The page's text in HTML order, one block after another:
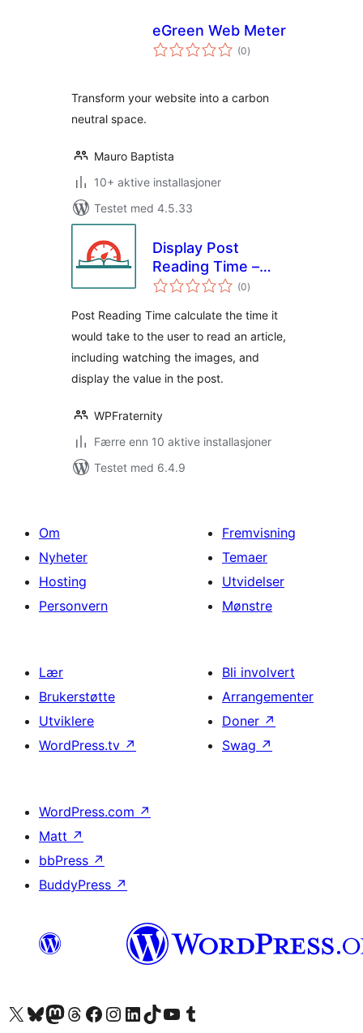
eGreen Web Meter
(0totale
vurderinger
)
Transform your website into a carbon
neutral space.
Mauro Baptista
10+ aktive installasjoner
Testet med 4.5.33
Display Post
Reading Time –
Show Estimated
& Progress Bar
(0totale
vurderinger
)
Post Reading Time calculate the time it
would take to the user to read an article,
including watching the images, and
display the value in the post.
WPFraternity
Færre enn 10 aktive installasjoner
Testet med 6.4.9
Om
Nyheter
Hosting
Personvern
Fremvisning
Temaer
Utvidelser
Mønstre
Lær
Brukerstøtte
Utviklere
WordPress.tv ↗
Bli involvert
Arrangementer
Doner ↗
Swag ↗
WordPress.com ↗
Matt ↗
bbPress ↗
BuddyPress ↗
Besøk vår konto på X Visit our Bluesky account
Besøk vår Mastodon-konto
Visit our Threads account
Besøk vår Facebook-sideBesøk vår Instagram-konto
Besøk vår LinkedIn-konto
Visit our TikTok account
Visit our YouTube channel
Visit our Tumblr account